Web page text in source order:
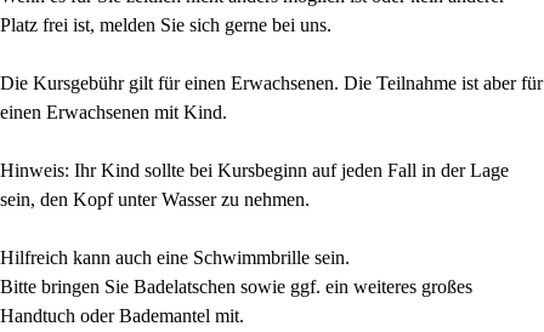
Platz frei ist, melden Sie sich gerne bei uns.
Die Kursgebühr gilt für einen Erwachsenen. Die Teilnahme ist aber für
einen Erwachsenen mit Kind.
Hinweis: Ihr Kind sollte bei Kursbeginn auf jeden Fall in der Lage
sein, den Kopf unter Wasser zu nehmen.
Hilfreich kann auch eine Schwimmbrille sein.
Bitte bringen Sie Badelatschen sowie ggf. ein weiteres großes
Handtuch oder Bademantel mit.